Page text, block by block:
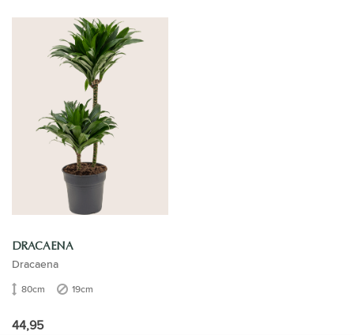
DRACAENA
Dracaena
80cm 19cm
44,95